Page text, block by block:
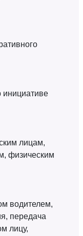
инициативе
лицам,
физическим
водителем,
передача
лицу,